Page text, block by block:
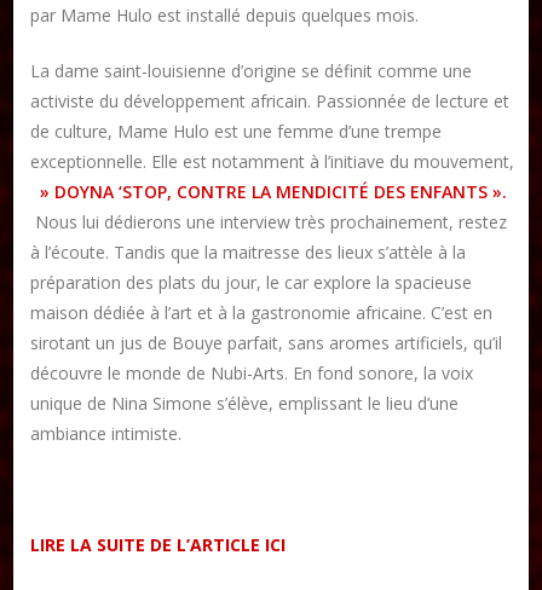
par Mame Hulo est installé depuis quelques mois.
La dame saint-louisienne d’origine se définit comme une
activiste du développement africain. Passionnée de lecture et
de culture, Mame Hulo est une femme d’une trempe
exceptionnelle. Elle est notamment à l’initiave du mouvement,
» DOYNA ‘STOP, CONTRE LA MENDICITÉ DES ENFANTS ».
Nous lui dédierons une interview très prochainement, restez
à l’écoute. Tandis que la maitresse des lieux s’attèle à la
préparation des plats du jour, le car explore la spacieuse
maison dédiée à l’art et à la gastronomie africaine. C’est en
sirotant un jus de Bouye parfait, sans aromes artificiels, qu’il
découvre le monde de Nubi-Arts. En fond sonore, la voix
unique de Nina Simone s’élève, emplissant le lieu d’une
ambiance intimiste.
LIRE LA SUITE DE L’ARTICLE ICI